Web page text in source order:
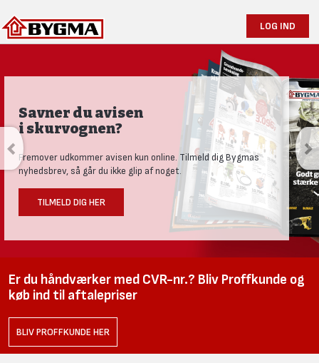
LOG IND
Savner du avisen
i skurvognen?
Fremover udkommer avisen kun online. Tilmeld dig Bygmas
nyhedsbrev, så går du ikke glip af noget.
TILMELD DIG HER
Er du håndværker med CVR-nr.? Bliv Proffkunde og
køb ind til aftalepriser
BLIV PROFFKUNDE HER